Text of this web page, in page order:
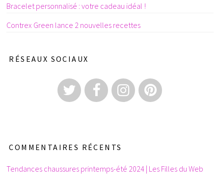
Bracelet personnalisé : votre cadeau idéal !
Contrex Green lance 2 nouvelles recettes
RÉSEAUX SOCIAUX
COMMENTAIRES RÉCENTS
Tendances chaussures printemps-été 2024 | Les Filles du Web